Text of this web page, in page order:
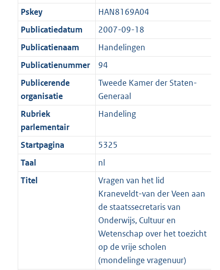
t
b K
b
Pskey
HAN8169A04
Publicatiedatum
2007-09-18
Publicatienaam
Handelingen
Publicatienummer
94
Publicerende
organisatie
Tweede Kamer der Staten-
Generaal
Rubriek
parlementair
Handeling
Startpagina
5325
Taal
nl
Titel
Vragen van het lid
Kraneveldt-van der Veen aan
de staatssecretaris van
Onderwijs, Cultuur en
Wetenschap over het toezicht
op de vrije scholen
(mondelinge vragenuur)